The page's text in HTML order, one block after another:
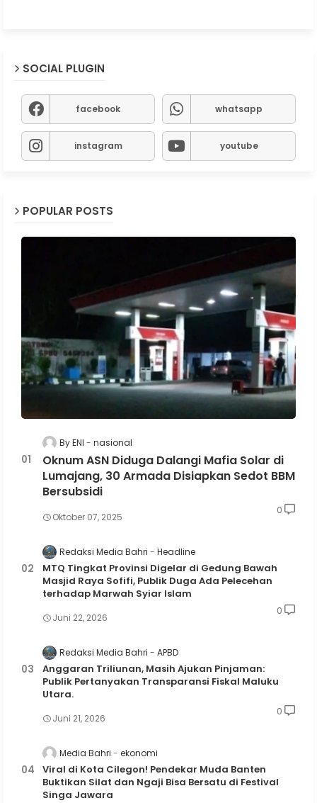
SOCIAL PLUGIN
facebook whatsapp
instagram youtube
POPULAR POSTS
By ENI nasional
Oknum ASN Diduga Dalangi Mafia Solar di
Lumajang, 30 Armada Disiapkan Sedot BBM
Bersubsidi
Oktober 07, 2025
0
Redaksi Media Bahri Headline
MTQ Tingkat Provinsi Digelar di Gedung Bawah
Masjid Raya Sofifi, Publik Duga Ada Pelecehan
terhadap Marwah Syiar Islam
Juni 22, 2026
0
Redaksi Media Bahri APBD
Anggaran Triliunan, Masih Ajukan Pinjaman:
Publik Pertanyakan Transparansi Fiskal Maluku
Utara.
Juni 21, 2026
0
Media Bahri ekonomi
Viral di Kota Cilegon! Pendekar Muda Banten
Buktikan Silat dan Ngaji Bisa Bersatu di Festival
Singa Jawara